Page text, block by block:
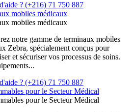
? (+216) 71 750 887
mobiles médicaux
mobiles médicaux
notre gamme de terminaux mobiles
Zebra, spécialement conçus pour
et sécuriser vos processus de soins.
? (+216) 71 750 887
pour le Secteur Médical
pour le Secteur Médical